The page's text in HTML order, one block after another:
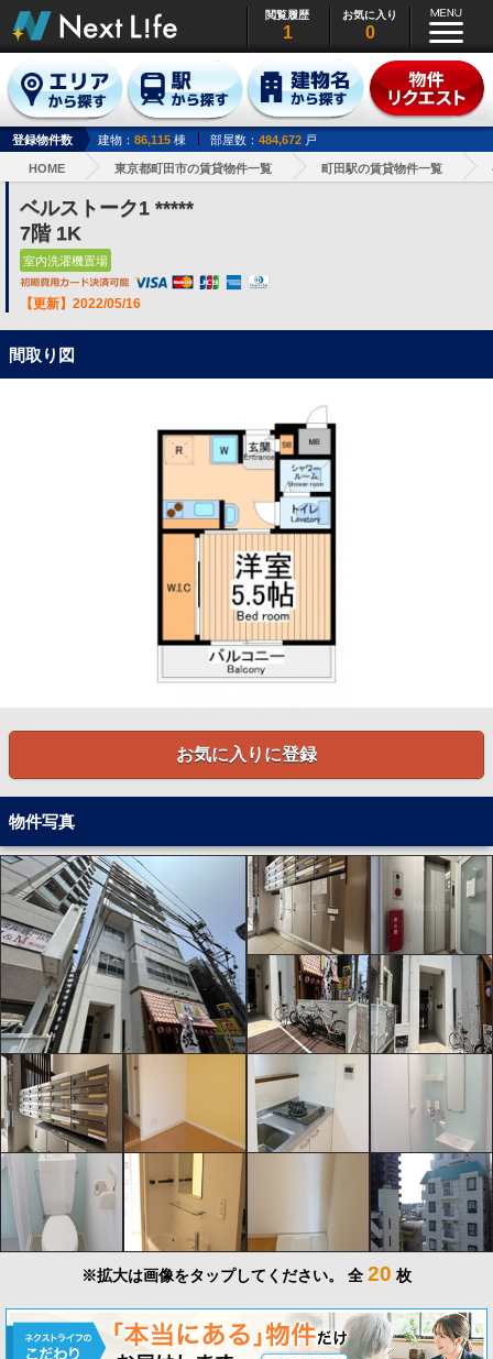
閲覧履歴
1
お気に入り
0
登録物件数 建物： 86,115 棟 部屋数： 484,672 戸
HOME 東京都町田市の賃貸物件一覧 町田駅の賃貸物件一覧
ベルストーク1 *****
7階 1K
室内洗濯機置場
【更新】2022/05/16
間取り図
お気に入りに登録
物件写真
※拡大は画像をタップしてください。 全 20 枚